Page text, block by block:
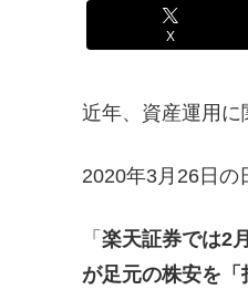
X
近年、資産運用に
2020年3月26日の
「 楽天証券では2
が足元の株安を「